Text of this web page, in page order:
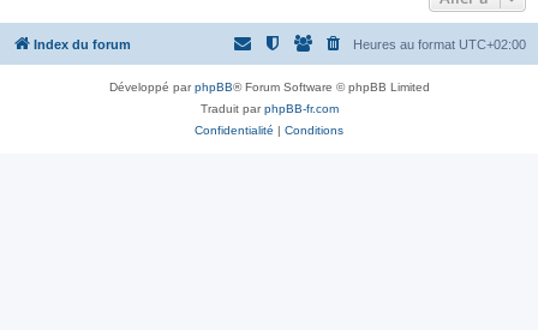
Index du forum Heures au format UTC+02:00
Développé parphpBB® Forum Software © phpBB Limited
Traduit parphpBB-fr.com
Confidentialité | Conditions